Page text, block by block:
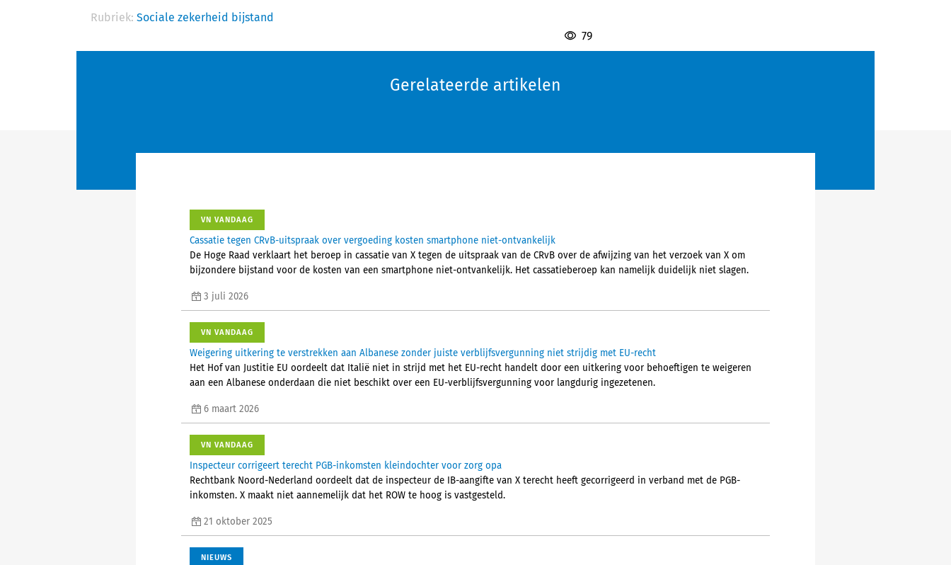
Rubriek: Sociale zekerheid bijstand
79
Gerelateerde artikelen
VN VANDAAG
Cassatie tegen CRvB-uitspraak over vergoeding kosten smartphone niet-ontvankelijk
De Hoge Raad verklaart het beroep in cassatie van X tegen de uitspraak van de CRvB over de afwijzing van het verzoek van X om
bijzondere bijstand voor de kosten van een smartphone niet-ontvankelijk. Het cassatieberoep kan namelijk duidelijk niet slagen.
3 juli 2026
VN VANDAAG
Weigering uitkering te verstrekken aan Albanese zonder juiste verblijfsvergunning niet strijdig met EU-recht
Het Hof van Justitie EU oordeelt dat Italië niet in strijd met het EU-recht handelt door een uitkering voor behoeftigen te weigeren
aan een Albanese onderdaan die niet beschikt over een EU-verblijfsvergunning voor langdurig ingezetenen.
6 maart 2026
VN VANDAAG
Inspecteur corrigeert terecht PGB-inkomsten kleindochter voor zorg opa
Rechtbank Noord-Nederland oordeelt dat de inspecteur de IB-aangifte van X terecht heeft gecorrigeerd in verband met de PGB-
inkomsten. X maakt niet aannemelijk dat het ROW te hoog is vastgesteld.
21 oktober 2025
NIEUWS